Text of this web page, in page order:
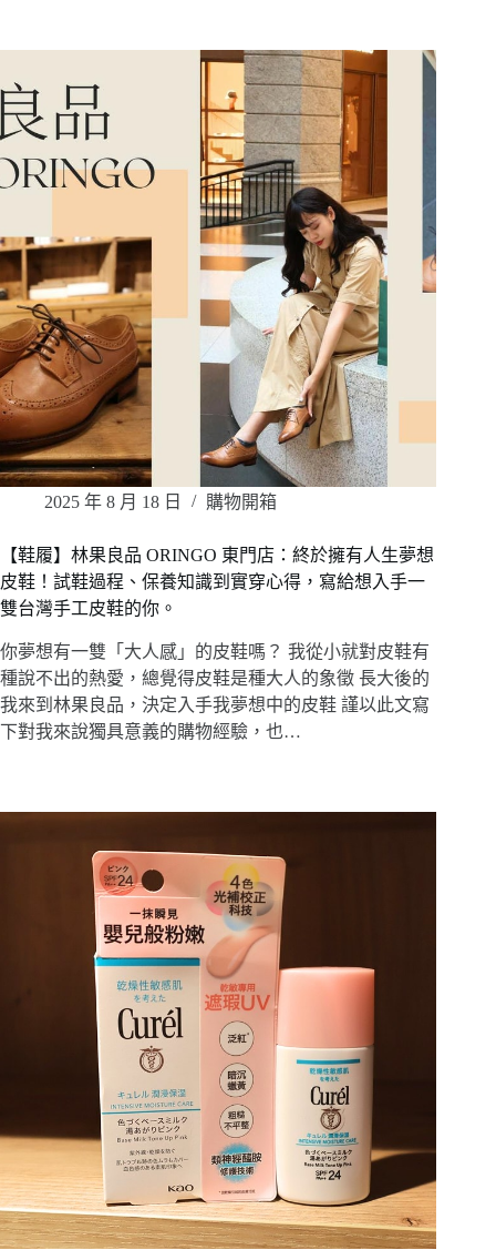
2025 年 8 月 18 日 購物開箱
【鞋履】林果良品 ORINGO 東門店：終於擁有人生夢想
皮鞋！試鞋過程、保養知識到實穿心得，寫給想入手一
雙台灣手工皮鞋的你。
你夢想有一雙「大人感」的皮鞋嗎？ 我從小就對皮鞋有
種說不出的熱愛，總覺得皮鞋是種大人的象徵 長大後的
我來到林果良品，決定入手我夢想中的皮鞋 謹以此文寫
下對我來說獨具意義的購物經驗，也…